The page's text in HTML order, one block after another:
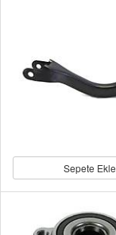
Sepete Ekle